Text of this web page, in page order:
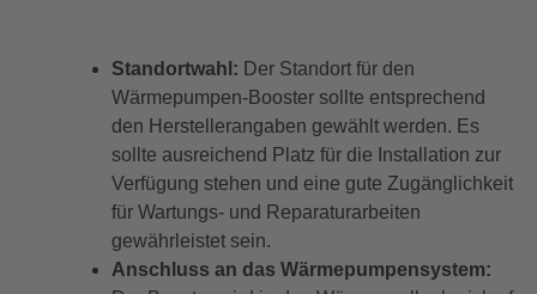
Standortwahl: Der Standort für den
Wärmepumpen-Booster sollte entsprechend
den Herstellerangaben gewählt werden. Es
sollte ausreichend Platz für die Installation zur
Verfügung stehen und eine gute Zugänglichkeit
für Wartungs- und Reparaturarbeiten
gewährleistet sein.
Anschluss an das Wärmepumpensystem: